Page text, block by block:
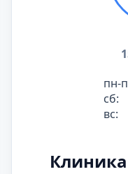
пн-
сб:
вс: